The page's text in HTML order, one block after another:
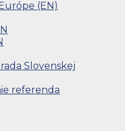
(EN)
Slovenskej
referenda